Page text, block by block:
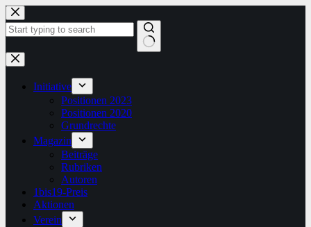
Zum
Inhalt
springen
Keine
Ergebnisse
Initiative
Positionen 2023
Positionen 2020
Grundrechte
Magazin
Beiträge
Rubriken
Autoren
1bis19-Preis
Aktionen
Verein